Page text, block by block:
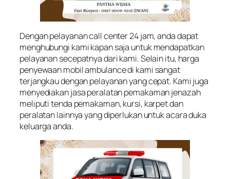
Dengan pelayanan call center 24 jam, anda dapat
menghubungi kami kapan saja untuk mendapatkan
pelayanan secepatnya dari kami. Selain itu, harga
penyewaan mobil ambulance di kami sangat
terjangkau dengan pelayanan yang cepat. Kami juga
menyediakan jasa peralatan pemakaman jenazah
meliputi tenda pemakaman, kursi, karpet dan
peralatan lainnya yang diperlukan untuk acara duka
keluarga anda.